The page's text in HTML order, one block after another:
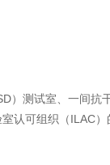
）测试室、一间抗
认可组织（ILAC